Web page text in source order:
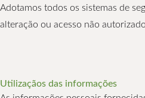
Adotamos todos os sistemas de
alteração ou acesso não
Utilizaçãos das informações